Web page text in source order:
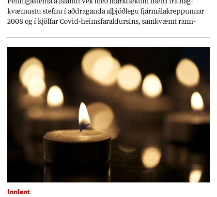
Pen­inga­stefna á Ís­landi vék með mark­tæk­um hætti frá hag­
kvæm­ustu stefnu í að­drag­anda al­þjóð­legu fjár­málakrepp­unn­ar
2008 og í kjöl­far Covid-heims­far­ald­urs­ins, sam­kvæmt rann­
Innlent